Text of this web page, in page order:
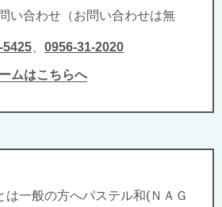
い合わせ（お問い合わせは無
5425 0956-31-2020
ムはこちらへ
は一般の方へパステル和(ＮＡＧ